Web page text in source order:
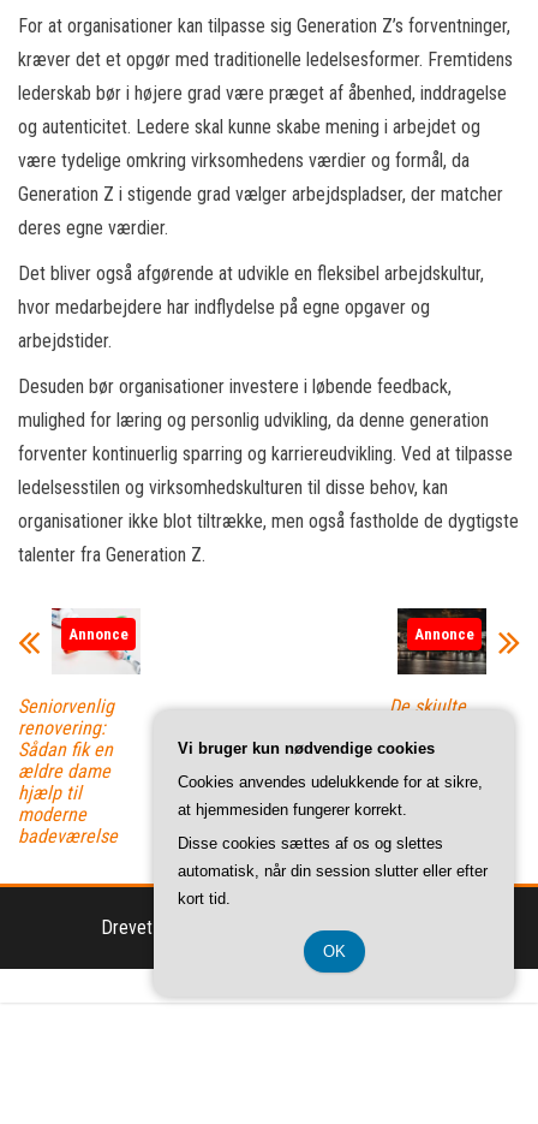
For at organisationer kan tilpasse sig Generation Z’s forventninger,
kræver det et opgør med traditionelle ledelsesformer. Fremtidens
lederskab bør i højere grad være præget af åbenhed, inddragelse
og autenticitet. Ledere skal kunne skabe mening i arbejdet og
være tydelige omkring virksomhedens værdier og formål, da
Generation Z i stigende grad vælger arbejdspladser, der matcher
deres egne værdier.
Det bliver også afgørende at udvikle en fleksibel arbejdskultur,
hvor medarbejdere har indflydelse på egne opgaver og
arbejdstider.
Desuden bør organisationer investere i løbende feedback,
mulighed for læring og personlig udvikling, da denne generation
forventer kontinuerlig sparring og karriereudvikling. Ved at tilpasse
ledelsesstilen og virksomhedskulturen til disse behov, kan
organisationer ikke blot tiltrække, men også fastholde de dygtigste
talenter fra Generation Z.
Annonce
Seniorvenlig
renovering:
Sådan fik en
ældre dame
hjælp til
moderne
badeværelse
Annonce
De skjulte
oversete
rejsemål til
sommerferien
Drevet af Tema:Envo Magazine
Vi bruger kun nødvendige cookies
Cookies anvendes udelukkende for at sikre,
at hjemmesiden fungerer korrekt.
Disse cookies sættes af os og slettes
automatisk, når din session slutter eller efter
kort tid.
OK